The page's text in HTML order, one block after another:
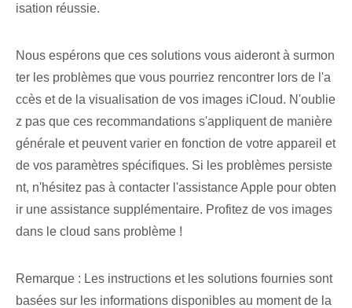
isation réussie.
Nous espérons que ces solutions vous aideront à surmon
ter les problèmes que vous pourriez rencontrer lors de l'a
ccès et de la visualisation de vos images iCloud. N'oublie
z pas que ces recommandations s'appliquent de manière
générale et peuvent varier en fonction de votre appareil et
de vos paramètres spécifiques. Si les problèmes persiste
nt, n'hésitez pas à contacter l'assistance Apple pour obten
ir une assistance supplémentaire. Profitez de vos images
dans le cloud sans problème !
Remarque : Les instructions et les solutions fournies sont
basées sur les informations disponibles au moment de la